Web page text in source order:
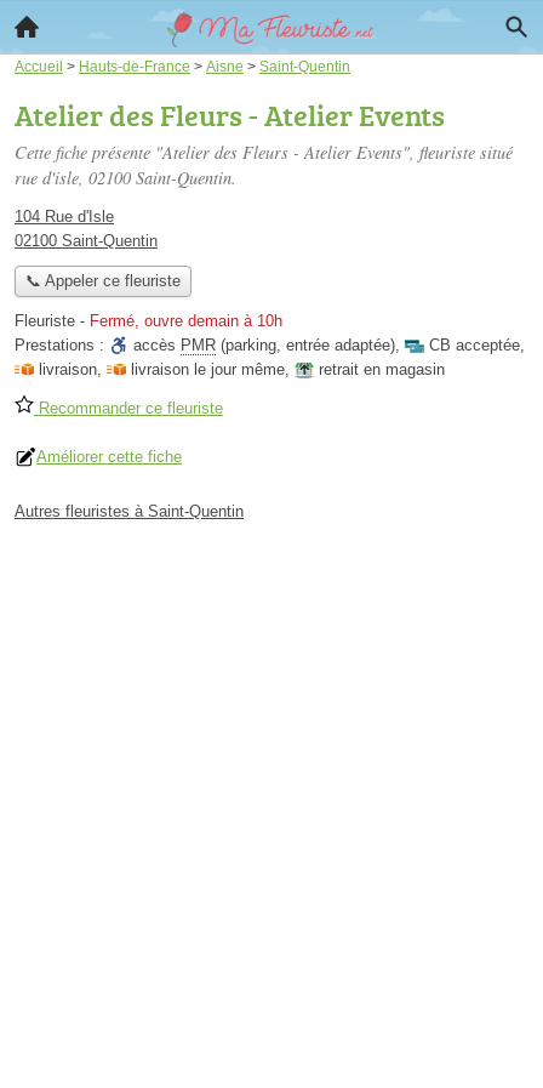
Accueil > Hauts-de-France > Aisne > Saint-Quentin
Atelier des Fleurs - Atelier Events
Cette fiche présente "Atelier des Fleurs - Atelier Events", fleuriste situé
rue d'isle, 02100 Saint-Quentin.
104 Rue d'Isle
02100 Saint-Quentin
📞 Appeler ce fleuriste
Fleuriste - Fermé, ouvre demain à 10h
Prestations :
accès PMR (parking, entrée adaptée), CB acceptée,
livraison, livraison le jour même, retrait en magasin
Recommander ce fleuriste
Améliorer cette fiche
Autres fleuristes à Saint-Quentin